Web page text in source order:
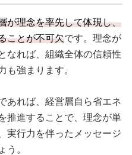
が理念を率先して体現し、
ことが不可欠です。理念が
なれば、組織全体の信頼性
も強まります。
あれば、経営層自ら省エネ
推進することで、理念が単
実行力を伴ったメッセージ
う。